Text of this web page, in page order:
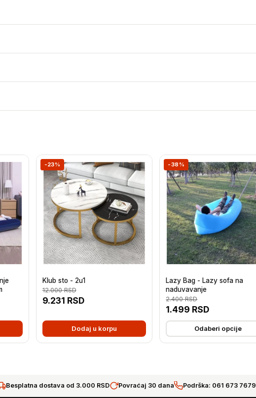
-23%
Klub sto - 2u1
9.231 RSD
12.000RSD
Dodaj u korpu
-38%
Lazy Bag - Lazy sofa na
naduvavanje
1.499 RSD
2.400RSD
Odaberi opcije
Besplatna dostava od 3.000 RSD Povraćaj 30 dana Podrška: 061 673 7679